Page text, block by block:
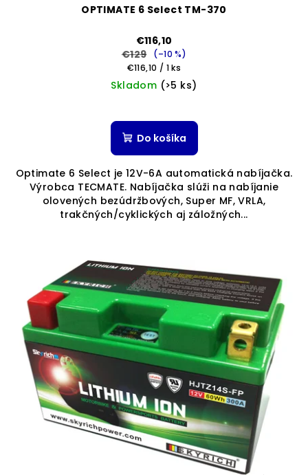
OPTIMATE 6 Select TM-370
€116,10
€129
(–10 %)
Jednotková
cena:
€116,10 / 1 ks
Skladom (>5 ks)
Do košíka
Optimate 6 Select je 12V-6A automatická nabíjačka.
Výrobca TECMATE. Nabíjačka slúži na nabíjanie
olovených bezúdržbových, Super MF, VRLA,
trakčných/cyklických aj záložných...